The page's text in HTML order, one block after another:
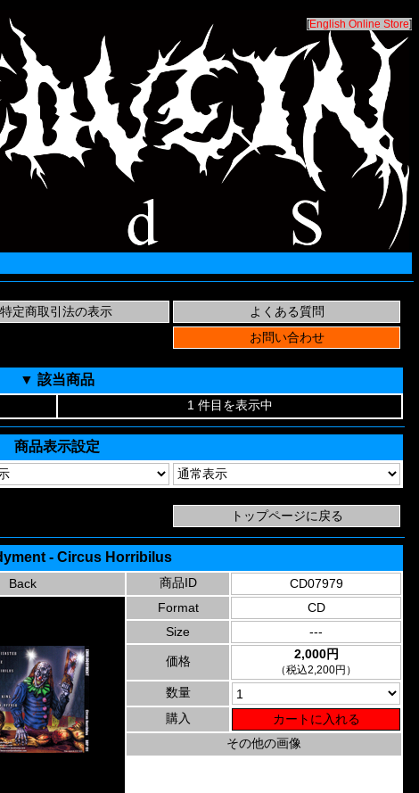
[English Online Store]
▼ 該当商品
1 件目を表示中
商品表示設定
- Circus Horribilus
Back 商品ID
CD07979
Format
CD
Size
---
価格 2,000円
（税込2,200円）
数量
購入
その他の画像